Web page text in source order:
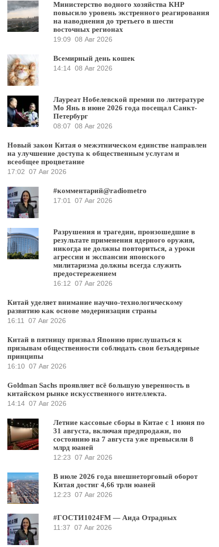
Министерство водного хозяйства КНР
повысило уровень экстренного реагирования
на наводнения до третьего в шести
восточных регионах
19:09 08 Авг 2026
Всемирный день кошек
14:14 08 Авг 2026
Лауреат Нобелевской премии по литературе
Мо Янь в июне 2026 года посещал Санкт-
Петербург
08:07 08 Авг 2026
Новый закон Китая о межэтническом единстве направлен
на улучшение доступа к общественным услугам и
всеобщее процветание
17:02 07 Авг 2026
#комментарий@radiometro
17:01
07 Авг 2026
Разрушения и трагедии, произошедшие в
результате применения ядерного оружия,
никогда не должны повториться, а уроки
агрессии и экспансии японского
милитаризма должны всегда служить
предостережением
16:12 07 Авг 2026
Китай уделяет внимание научно-технологическому
развитию как основе модернизации страны
16:11
07 Авг 2026
Китай в пятницу призвал Японию прислушаться к
призывам общественности соблюдать свои безъядерные
принципы
16:10 07 Авг 2026
Goldman Sachs проявляет всё большую уверенность в
китайском рынке искусственного интеллекта.
14:14 07 Авг 2026
Летние кассовые сборы в Китае с 1 июня по
31 августа, включая предпродажи, по
состоянию на 7 августа уже превысили 8
млрд юаней
12:23 07 Авг 2026
В июле 2026 года внешнеторговый оборот
Китая достиг 4,66 трлн юаней
12:23 07 Авг 2026
#ГОСТИ1024FM — Аида Отрадных
11:37 07 Авг 2026